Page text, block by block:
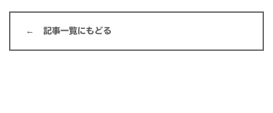
記事一覧にもどる